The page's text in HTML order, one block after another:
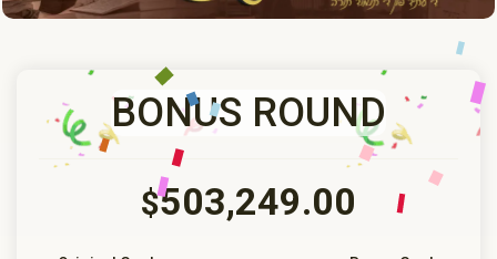
BONUS ROUND
$503,249.00